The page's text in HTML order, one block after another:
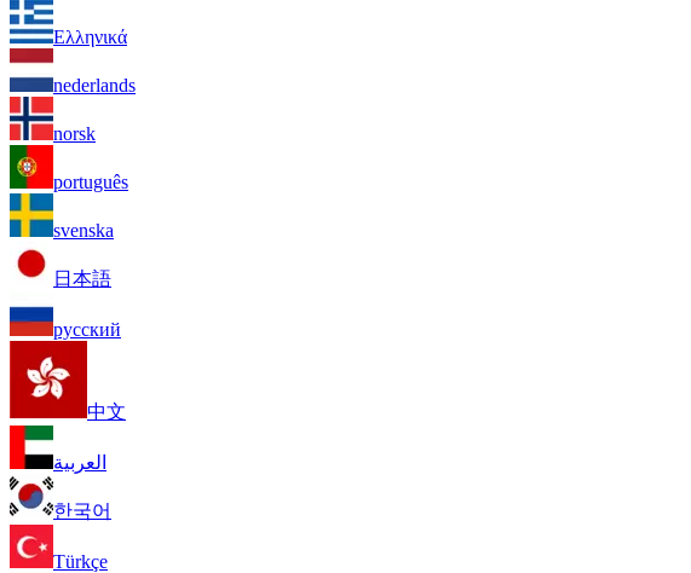
Ελληνικά
nederlands
norsk
português
svenska
日本語
русский
中文
العربية
한국어
Türkçe